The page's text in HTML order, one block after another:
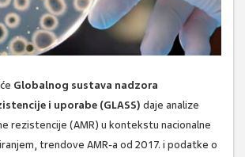
Globalnog sustava nadzora
i uporabe (GLASS) daje analize
rezistencije (AMR) u kontekstu nacionalne
trendove AMR-a od 2017. i podatke o